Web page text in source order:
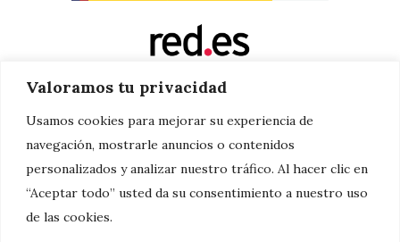
Valoramos tu privacidad
Usamos cookies para mejorar su experiencia de
navegación, mostrarle anuncios o contenidos
personalizados y analizar nuestro tráfico. Al hacer clic en
“Aceptar todo” usted da su consentimiento a nuestro uso
de las cookies.